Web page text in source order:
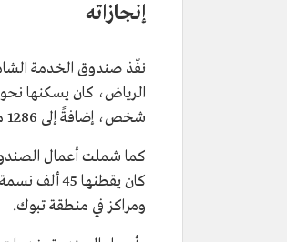
إنجازاته
الرياض، كان يسكنها نحو 506 آلاف فرد، وكذلك لنحو 2205 هجر ومراكز في
شخص، إضافةً إلى 1286 مركزًا وهجرة في
ومراكز في منطقة تبوك.